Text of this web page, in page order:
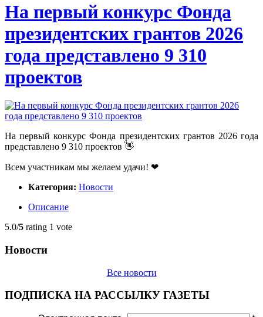
На первый конкурс Фонда
президентских грантов 2026
года представлено 9 310
проектов
На первый конкурс Фонда президентских грантов 2026 года
представлено 9 310 проектов 👋
Всем участникам мы желаем удачи! ❤
Категория: Новости
Описание
5.0/5 rating 1 vote
Новости
Все новости
ПОДПИСКА НА РАССЫЛКУ ГАЗЕТЫ